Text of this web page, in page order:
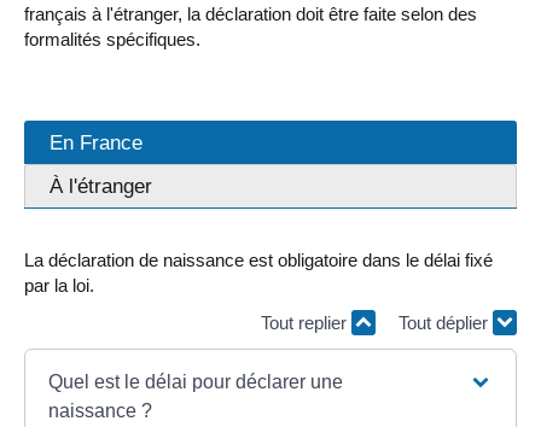
français à l'étranger, la déclaration doit être faite selon des
formalités spécifiques.
En France
À l'étranger
La déclaration de naissance est obligatoire dans le délai fixé
par la loi.
Tout replier
Tout déplier
Quel est le délai pour déclarer une
naissance ?